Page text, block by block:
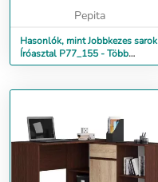
Pepita
Hasonlók, mint Jobbkezes sarok
Íróasztal P77_155 - Több
színben